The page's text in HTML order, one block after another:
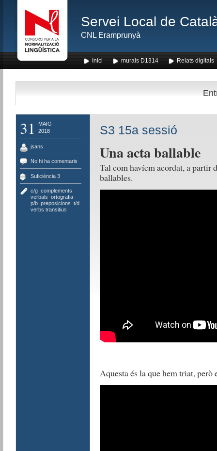
Servei Local de
CNL Eramprunyà
Inici murals D1314 Relats digitals
31
MAIG
2018
jsans
No hi ha comentaris
Suficiència 3
c/g, complements
verbals ortografia
p/b, preposicions t/d,
verbs transitius
S3 15a sessió
Una acta ballable
Tal com havíem acordat, a partir
ballables.
Aquesta és la que hem triat, però